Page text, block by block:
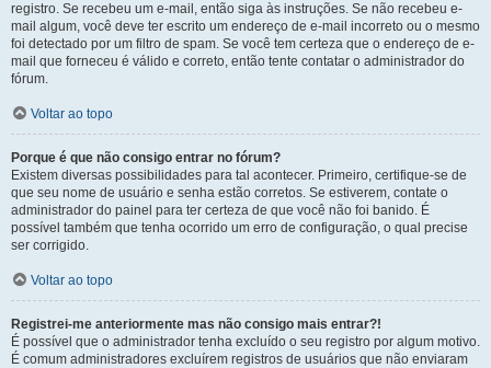
registro. Se recebeu um e-mail, então siga às instruções. Se não recebeu e-
mail algum, você deve ter escrito um endereço de e-mail incorreto ou o mesmo
foi detectado por um filtro de spam. Se você tem certeza que o endereço de e-
mail que forneceu é válido e correto, então tente contatar o administrador do
fórum.
Voltar ao topo
Porque é que não consigo entrar no fórum?
Existem diversas possibilidades para tal acontecer. Primeiro, certifique-se de
que seu nome de usuário e senha estão corretos. Se estiverem, contate o
administrador do painel para ter certeza de que você não foi banido. É
possível também que tenha ocorrido um erro de configuração, o qual precise
ser corrigido.
Voltar ao topo
Registrei-me anteriormente mas não consigo mais entrar?!
É possível que o administrador tenha excluído o seu registro por algum motivo.
É comum administradores excluírem registros de usuários que não enviaram